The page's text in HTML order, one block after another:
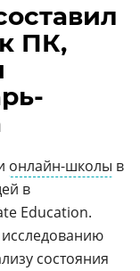
ПК,
онлайн-школы в
в
Education.
состояния